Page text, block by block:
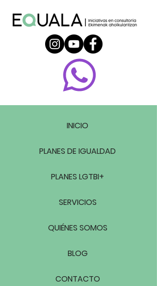
INICIO
PLANES DE IGUALDAD
PLANES LGTBI+
SERVICIOS
QUIÉNES SOMOS
BLOG
CONTACTO